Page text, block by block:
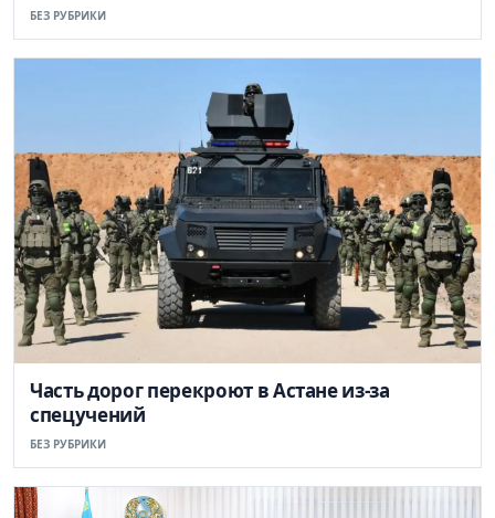
БЕЗ РУБРИКИ
Часть дорог перекроют в Астане из-за
спецучений
БЕЗ РУБРИКИ